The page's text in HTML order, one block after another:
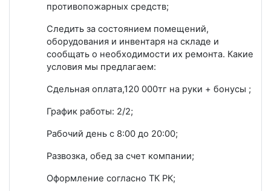
противопожарных средств;
Следить за состоянием помещений,
оборудования и инвентаря на складе и
сообщать о необходимости их ремонта. Какие
условия мы предлагаем:
Сдельная оплата,120 000тг на руки + бонусы ;
График работы: 2/2;
Рабочий день с 8:00 до 20:00;
Развозка, обед за счет компании;
Оформление согласно ТК РК;